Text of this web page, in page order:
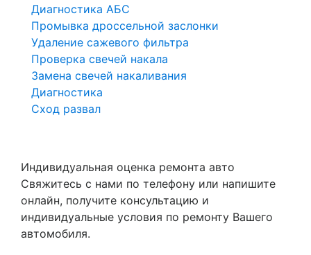
Диагностика АБС
Промывка дроссельной заслонки
Удаление сажевого фильтра
Проверка свечей накала
Замена свечей накаливания
Диагностика
Сход развал
Индивидуальная оценка ремонта авто
Свяжитесь с нами по телефону или напишите
онлайн, получите консультацию и
индивидуальные условия по ремонту Вашего
автомобиля.